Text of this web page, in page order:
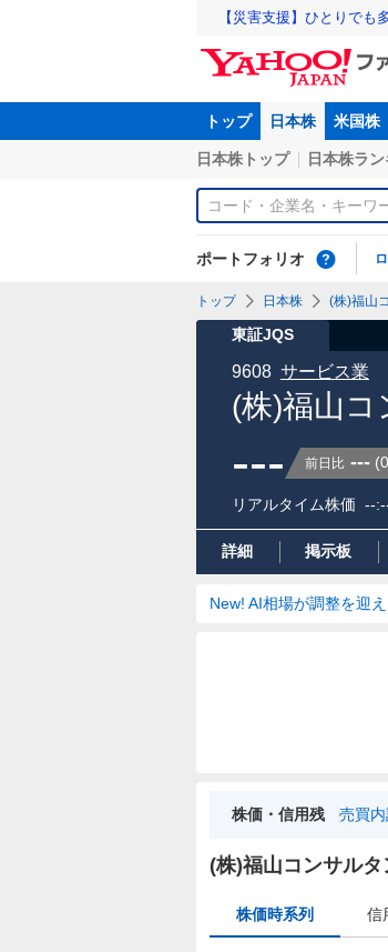
【災害支援】ひとりでも
トップ 日本株 米国株
日本株トップ 日本株ラ
ポートフォリオ
トップ 日本株 (株)福山
東証JQS
(株)福山コ
9608 サービス業
--- 前日比 --- (
リアルタイム株価 --
詳細 掲示板
New! AI相場が調整を迎
株価・信用残 売買内
(株)福山コンサル
価
列
株価時系列 信